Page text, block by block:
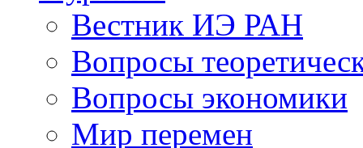
Вестник ИЭ РАН
Вопросы
Вопросы экономики
Мир перемен